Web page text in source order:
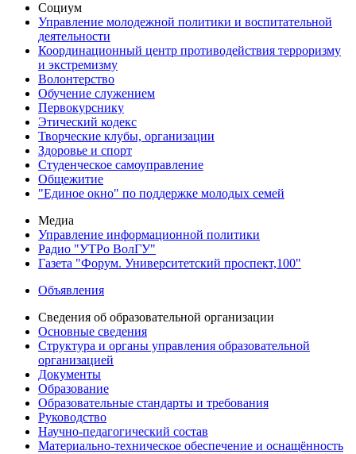
Социум
Управление молодежной политики и воспитательной
деятельности
Координационный центр противодействия терроризму
и экстремизму
Волонтерство
Обучение служением
Первокурснику
Этический кодекс
Творческие клубы, организации
Здоровье и спорт
Студенческое самоуправление
Общежитие
"Единое окно" по поддержке молодых семей
Медиа
Управление информационной политики
Радио "УТРо ВолГУ"
Газета "Форум. Университетский проспект,100"
Объявления
Сведения об образовательной организации
Основные сведения
Структура и органы управления образовательной
организацией
Документы
Образование
Образовательные стандарты и требования
Руководство
Научно-педагогический состав
Материально-техническое обеспечение и оснащённость